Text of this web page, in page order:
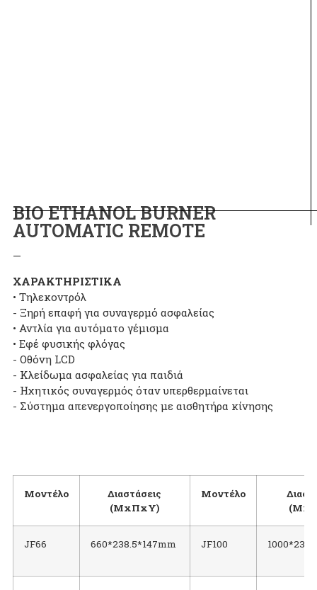
BIO ETHANOL BURNER
AUTOMATIC REMOTE
—
ΧΑΡΑΚΤΗΡΙΣΤΙΚΑ
• Τηλεκοντρόλ
- Ξηρή επαφή για συναγερμό ασφαλείας
• Αντλία για αυτόματο γέμισμα
• Εφέ φυσικής φλόγας
- Οθόνη LCD
- Κλείδωμα ασφαλείας για παιδιά
- Ηχητικός συναγερμός όταν υπερθερμαίνεται
- Σύστημα απενεργοποίησης με αισθητήρα κίνησης
Μοντέλο
Διαστάσεις
(ΜxΠxΥ)
Μοντέλο
JF66 660*238.5*147mm JF100